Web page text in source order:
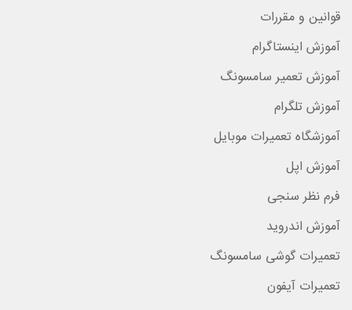
قوانین و مقررات
آموزش اینستاگرام
آموزش تعمیر سامسونگ
آموزش تلگرام
آموزشگاه تعمیرات موبایل
آموزش اپل
فرم نظر سنجی
آموزش اندروید
تعمیرات گوشی سامسونگ
تعمیرات آیفون